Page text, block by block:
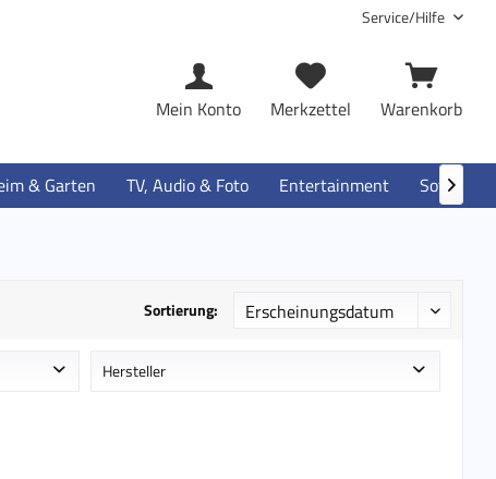
Service/Hilfe
Warenkorb
Merkzettel
Mein Konto
& Garten TV, Audio & Foto Entertainment Software

Sortierung:
Hersteller